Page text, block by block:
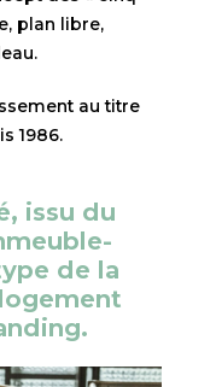
plan libre,
au titre
1986.
issu du
de la